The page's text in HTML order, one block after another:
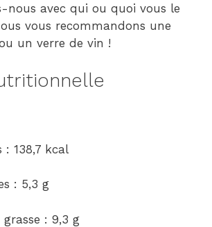
nous avec qui ou quoi vous le
vous recommandons une
un verre de vin !
: 138,7 kcal
: 5,3 g
grasse : 9,3 g